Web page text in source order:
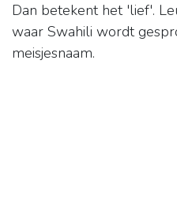
Dan betekent het 'lief'.
waar Swahili wordt
meisjesnaam.